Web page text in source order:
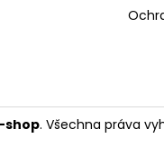
shop. Všechna práva